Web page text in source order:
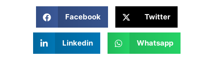
Facebook Twitter
Linkedin Whatsapp